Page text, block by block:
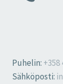
Puhelin: +358
Sähköposti: